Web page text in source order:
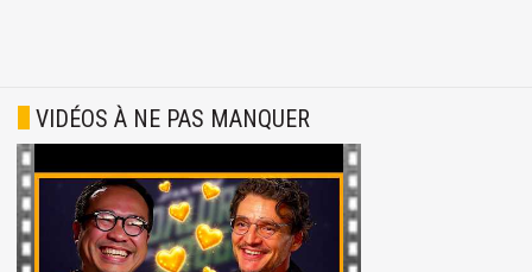
VIDÉOS À NE PAS MANQUER